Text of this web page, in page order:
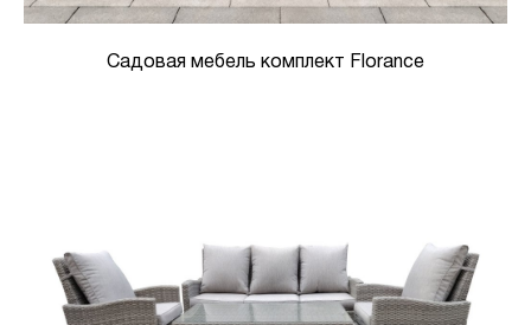
Садовая мебель комплект Florance